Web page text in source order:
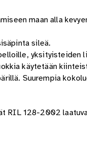
maan alla
sileä.
yksityisteiden
käytetään
Suurempia
RIL 128-2002